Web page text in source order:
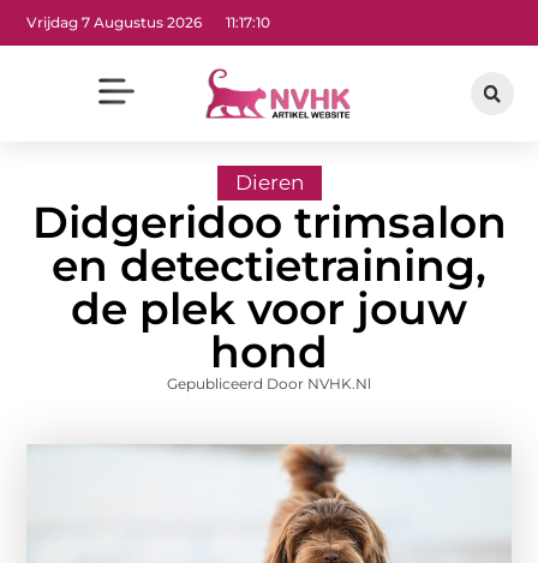
Vrijdag 7 Augustus 2026 11:17:10
Dieren
Didgeridoo trimsalon
en detectietraining,
de plek voor jouw
hond
Gepubliceerd Door NVHK.nl